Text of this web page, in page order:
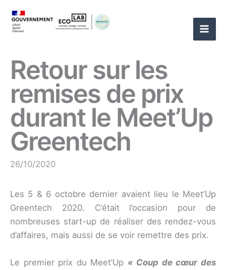
contenu
Retour sur les
remises de prix
durant le Meet’Up
Greentech
26/10/2020
Les 5 & 6 octobre dernier avaient lieu le Meet’Up
Greentech 2020. C’était l’occasion pour de
nombreuses start-up de réaliser des rendez-vous
d’affaires, mais aussi de se voir remettre des prix.
Le premier prix du Meet’Up « Coup de cœur des